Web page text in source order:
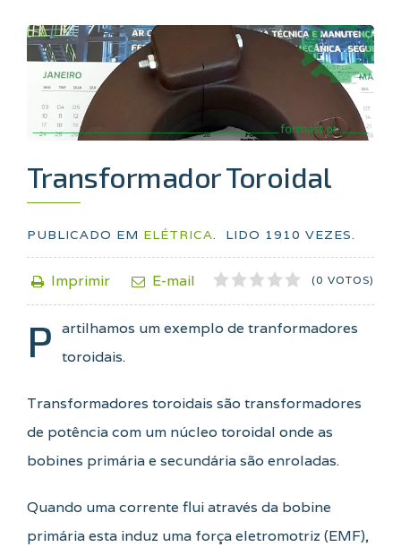
Transformador Toroidal
PUBLICADO EM ELÉTRICA. LIDO 1910 VEZES.
Imprimir E-mail 1
2
3
4
5
(0 VOTOS)
P artilhamos um exemplo de tranformadores
toroidais.
Transformadores toroidais são transformadores
de potência com um núcleo toroidal onde as
bobines primária e secundária são enroladas.
Quando uma corrente flui através da bobine
primária esta induz uma força eletromotriz (EMF),